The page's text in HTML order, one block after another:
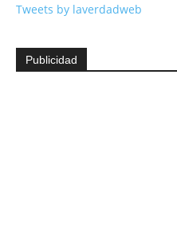
Tweets by laverdadweb
Publicidad